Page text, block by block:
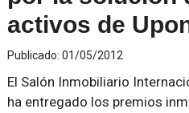
activos de
Publicado: 01/05/2012
El Salón Inmobiliario
ha entregado los premios